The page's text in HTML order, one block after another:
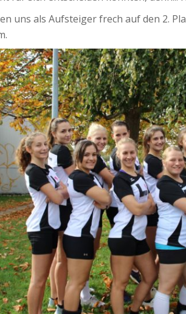
uns als Aufsteiger frech auf den 2.